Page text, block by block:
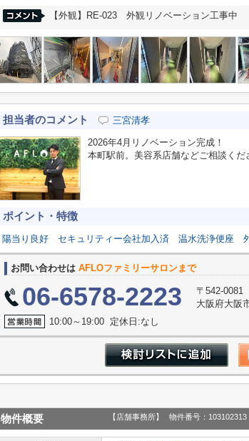
【外観】RE-023 外観リノベーション工事中
担当者のコメント 三宮清孝
2026年4月リノベーション完成！
本町駅前。美容系店舗などご相談くだ
ポイント・特徴
陽当り良好 セキュリティー会社加入済 温水洗浄便座
お問い合わせは AFLOファミリーサロンまで
06-6578-2223
〒542-0081
大阪府大阪
10:00～19:00 定休日:なし
物件概要 【店舗事務所】 物件番号：103102313